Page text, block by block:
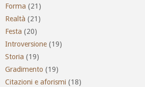
Forma (21)
Realtà (21)
Festa (20)
Introversione (19)
Storia (19)
Gradimento (19)
Citazioni e aforismi (18)